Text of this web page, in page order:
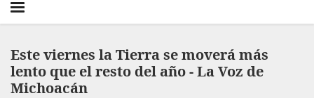
Este viernes la Tierra se moverá más
lento que el resto del año - La Voz de
Michoacán